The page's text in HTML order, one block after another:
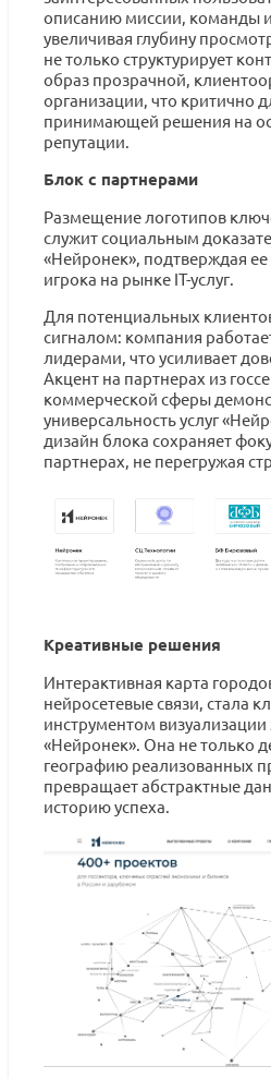
описанию миссии, команды
увеличивая глубину
не только структурирует
образ прозрачной,
организации, что критично
принимающей решения на
репутации.
Блок с партнерами
Размещение логотипов
служит социальным
«Нейронек», подтверждая ее
игрока на рынке IT-услуг.
Для потенциальных
сигналом: компания
лидерами, что усиливает
Акцент на партнерах из
коммерческой сферы
универсальность услуг
дизайн блока сохраняет
партнерах, не перегружая
Креативные решения
Интерактивная карта
нейросетевые связи, стала
инструментом визуализации
«Нейронек». Она не только
географию реализованных
превращает абстрактные
историю успеха.